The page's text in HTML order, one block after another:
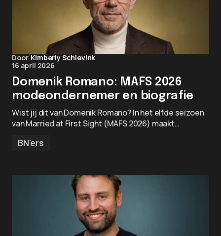
Door Kimberly Schievink
16 april 2026
Domenik Romano: MAFS 2026
modeondernemer en biografie
Wist jij dit van Domenik Romano? In het elfde seizoen
van Married at First Sight (MAFS 2026) maakt…
BN'ers